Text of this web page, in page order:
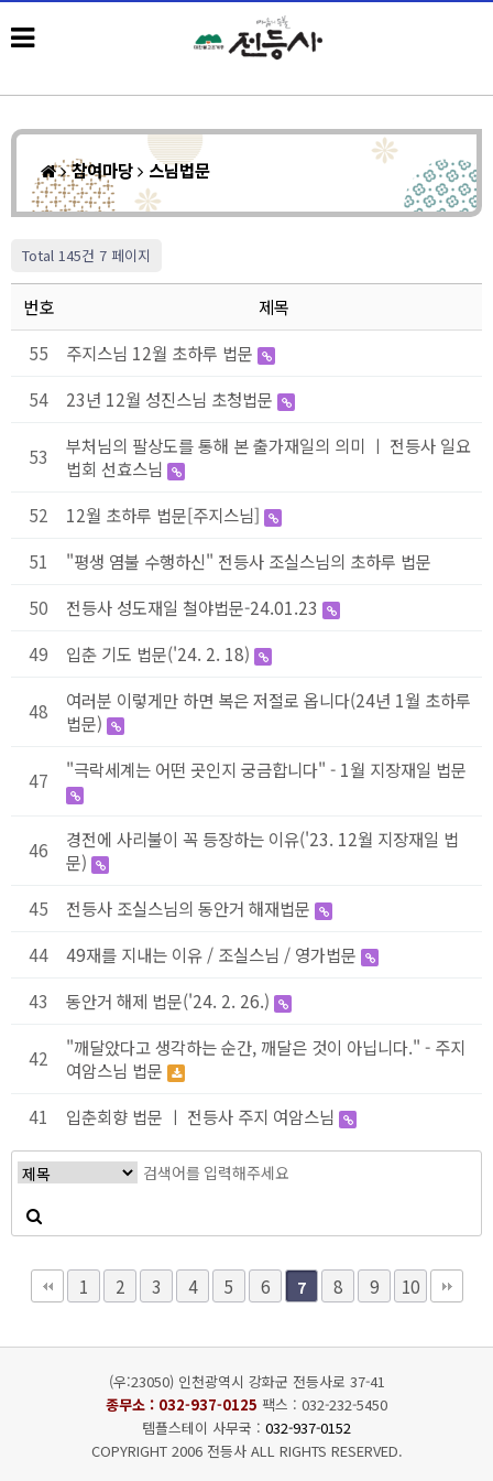
참여마당 스님법문
Total 145건 7 페이지
번호
제목
55
주지스님 12월 초하루 법문
54
23년 12월 성진스님 초청법문
53
부처님의 팔상도를 통해 본 출가재일의 의미 ㅣ 전등사 일요
법회 선효스님
52
12월 초하루 법문[주지스님]
51
"평생 염불 수행하신" 전등사 조실스님의 초하루 법문
50
전등사 성도재일 철야법문-24.01.23
49
입춘 기도 법문('24. 2. 18)
48
여러분 이렇게만 하면 복은 저절로 옵니다(24년 1월 초하루
법문)
47 "극락세계는 어떤 곳인지 궁금합니다" - 1월 지장재일 법문
46
경전에 사리불이 꼭 등장하는 이유('23. 12월 지장재일 법
문)
45
전등사 조실스님의 동안거 해재법문
44
49재를 지내는 이유 / 조실스님 / 영가법문
43
동안거 해제 법문('24. 2. 26.)
42
"깨달았다고 생각하는 순간, 깨달은 것이 아닙니다." - 주지
여암스님 법문
41
입춘회향 법문 ㅣ 전등사 주지 여암스님
1 2 3 4 5 6 7 8 9 10
(우:23050) 인천광역시 강화군 전등사로 37-41
종무소 : 032-937-0125 팩스 : 032-232-5450
템플스테이 사무국 : 032-937-0152
COPYRIGHT 2006 전등사 ALL RIGHTS RESERVED.